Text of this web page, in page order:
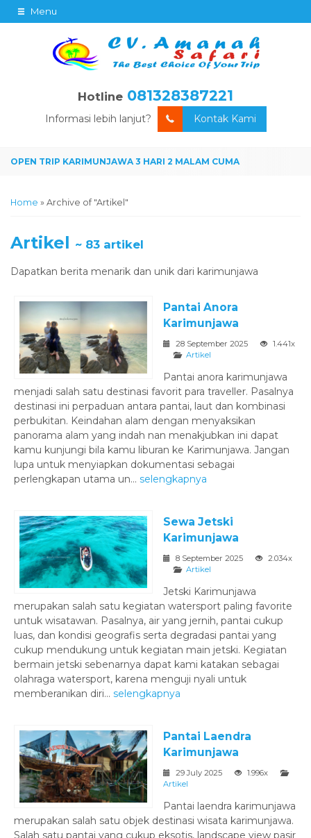
Menu
Hotline 081328387221
Informasi lebih lanjut? Kontak Kami
Home » Archive of "Artikel"
Artikel ~ 83 artikel
Dapatkan berita menarik dan unik dari karimunjawa
Pantai Anora
Karimunjawa
28 September 2025
1.441x
Artikel
Pantai anora karimunjawa
menjadi salah satu destinasi favorit para traveller. Pasalnya
destinasi ini perpaduan antara pantai, laut dan kombinasi
perbukitan. Keindahan alam dengan menyaksikan
panorama alam yang indah nan menakjubkan ini dapat
kamu kunjungi bila kamu liburan ke Karimunjawa. Jangan
lupa untuk menyiapkan dokumentasi sebagai
perlengkapan utama un... selengkapnya
Sewa Jetski
Karimunjawa
8 September 2025
2.034x
Artikel
Jetski Karimunjawa
merupakan salah satu kegiatan watersport paling favorite
untuk wisatawan. Pasalnya, air yang jernih, pantai cukup
luas, dan kondisi geografis serta degradasi pantai yang
cukup mendukung untuk kegiatan main jetski. Kegiatan
bermain jetski sebenarnya dapat kami katakan sebagai
olahraga watersport, karena menguji nyali untuk
memberanikan diri... selengkapnya
Pantai Laendra
Karimunjawa
29 July 2025
1.996x
Artikel
Pantai laendra karimunjawa
merupakan salah satu objek destinasi wisata karimunjawa.
Salah satu pantai yang cukup eksotis, landscape view pasir